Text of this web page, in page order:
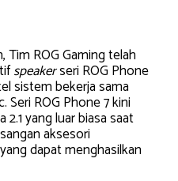
Tim ROG Gaming telah
speakerseri ROG Phone
sistem bekerja sama
Seri ROG Phone 7 kini
2.1 yang luar biasa saat
aksesori
dapat menghasilkan